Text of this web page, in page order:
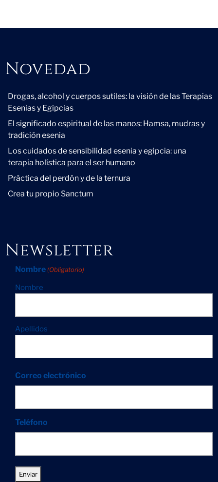
Novedad
Drogas, alcohol y cuerpos sutiles: la visión de las Terapias
Esenias y Egipcias
El significado espiritual de las manos: Hamsa, mudras y
tradición esenia
Los cuidados de sensibilidad esenia y egipcia: una
terapia holística para el ser humano
Práctica del perdón y de la ternura
Crea tu propio Sanctum
Newsletter
Nombre (Obligatorio)
Nombre
Apellidos
Correo electrónico
Teléfono